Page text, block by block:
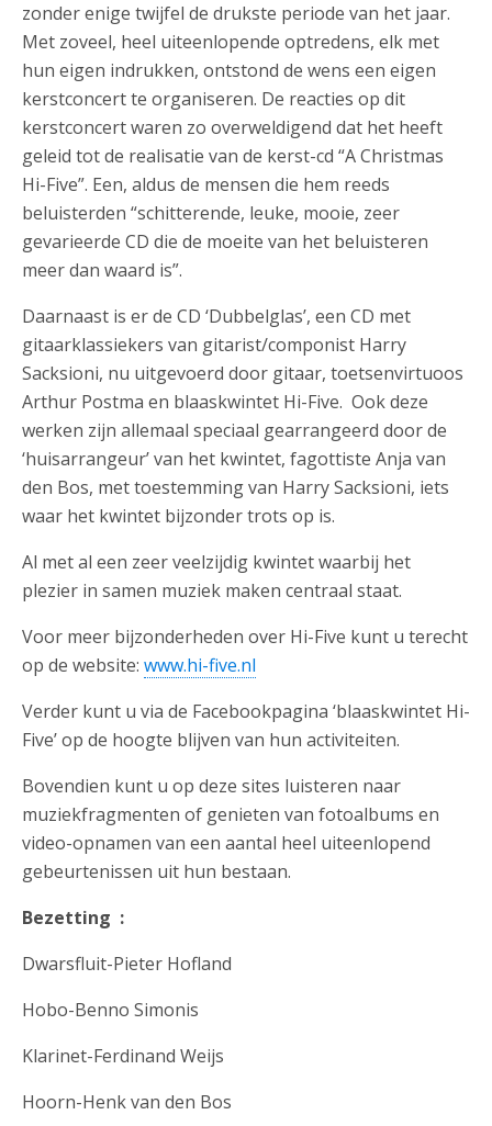
zonder enige twijfel de drukste periode van het jaar.
Met zoveel, heel uiteenlopende optredens, elk met
hun eigen indrukken, ontstond de wens een eigen
kerstconcert te organiseren. De reacties op dit
kerstconcert waren zo overweldigend dat het heeft
geleid tot de realisatie van de kerst-cd “A Christmas
Hi-Five”. Een, aldus de mensen die hem reeds
beluisterden “schitterende, leuke, mooie, zeer
gevarieerde CD die de moeite van het beluisteren
meer dan waard is”.
Daarnaast is er de CD ‘Dubbelglas’, een CD met
gitaarklassiekers van gitarist/componist Harry
Sacksioni, nu uitgevoerd door gitaar, toetsenvirtuoos
Arthur Postma en blaaskwintet Hi-Five. Ook deze
werken zijn allemaal speciaal gearrangeerd door de
‘huisarrangeur’ van het kwintet, fagottiste Anja van
den Bos, met toestemming van Harry Sacksioni, iets
waar het kwintet bijzonder trots op is.
Al met al een zeer veelzijdig kwintet waarbij het
plezier in samen muziek maken centraal staat.
Voor meer bijzonderheden over Hi-Five kunt u terecht
op de website: www.hi-five.nl
Verder kunt u via de Facebookpagina ‘blaaskwintet Hi-
Five’ op de hoogte blijven van hun activiteiten.
Bovendien kunt u op deze sites luisteren naar
muziekfragmenten of genieten van fotoalbums en
video-opnamen van een aantal heel uiteenlopend
gebeurtenissen uit hun bestaan.
Bezetting :
Dwarsfluit-Pieter Hofland
Hobo-Benno Simonis
Klarinet-Ferdinand Weijs
Hoorn-Henk van den Bos